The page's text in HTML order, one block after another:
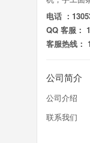
电话 ：
QQ 客服：
客服热线：
公司简介
公司介绍
联系我们